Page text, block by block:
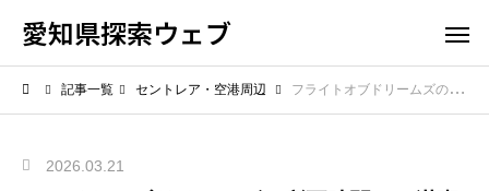
愛知県探索ウェブ
記事一覧 セントレア・空港周辺 フライトオブドリームズの所要時間は？満喫しやすい滞在目安を解説
2026.03.21